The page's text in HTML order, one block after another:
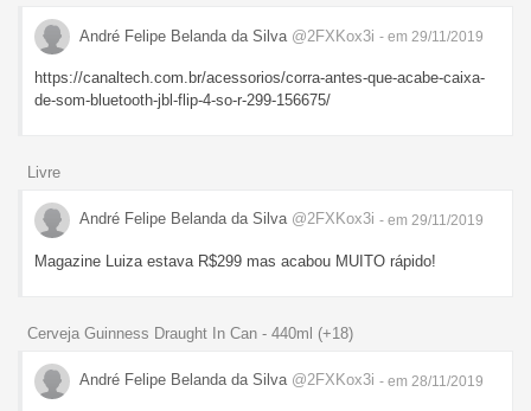
André Felipe Belanda da Silva @2FXKox3i - em 29/11/2019
https://canaltech.com.br/acessorios/corra-antes-que-acabe-caixa-
de-som-bluetooth-jbl-flip-4-so-r-299-156675/
Livre
André Felipe Belanda da Silva @2FXKox3i - em 29/11/2019
Magazine Luiza estava R$299 mas acabou MUITO rápido!
Cerveja Guinness Draught In Can - 440ml (+18)
André Felipe Belanda da Silva @2FXKox3i - em 28/11/2019